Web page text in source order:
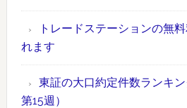
時
間
取
引
位
銘
（2019
年
トレードステーションの無
れます
東証の大口約定件数ランキ
第15週）